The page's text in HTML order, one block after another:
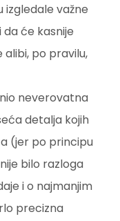
izgledale važne
će kasnije
alibi, po pravilu,
neverovatna
detalja kojih
(jer po principu
bilo razloga
i o najmanjim
precizna